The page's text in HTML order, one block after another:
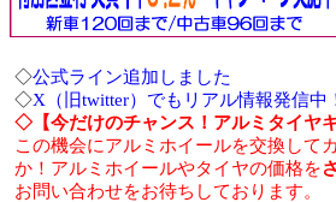
◇公式ライン追加しました
◇X（旧twitter）でもリアル情報発信中
◇【今だけのチャンス！アルミタイヤ
この機会にアルミホイールを交換して
か！アルミホイールやタイヤの価格を
お問い合わせをお待ちしております。